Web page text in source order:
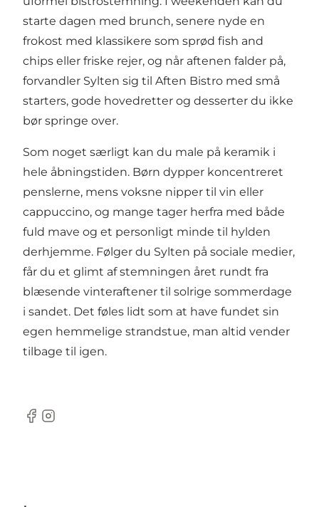
starte dagen med brunch, senere nyde en
frokost med klassikere som sprød fish and
chips eller friske rejer, og når aftenen falder på,
forvandler Sylten sig til Aften Bistro med små
starters, gode hovedretter og desserter du ikke
bør springe over.
Som noget særligt kan du male på keramik i
hele åbningstiden. Børn dypper koncentreret
penslerne, mens voksne nipper til vin eller
cappuccino, og mange tager herfra med både
fuld mave og et personligt minde til hylden
derhjemme. Følger du Sylten på sociale medier,
får du et glimt af stemningen året rundt fra
blæsende vinteraftener til solrige sommerdage
i sandet. Det føles lidt som at have fundet sin
egen hemmelige strandstue, man altid vender
tilbage til igen.
Facebook
Instagram